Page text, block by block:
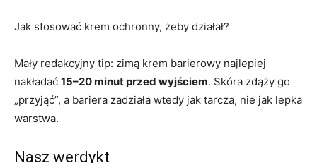
Jak stosować krem ochronny, żeby działał?
Mały redakcyjny tip: zimą krem barierowy najlepiej
nakładać 15–20 minut przed wyjściem. Skóra zdąży go
„przyjąć”, a bariera zadziała wtedy jak tarcza, nie jak lepka
warstwa.
Nasz werdykt